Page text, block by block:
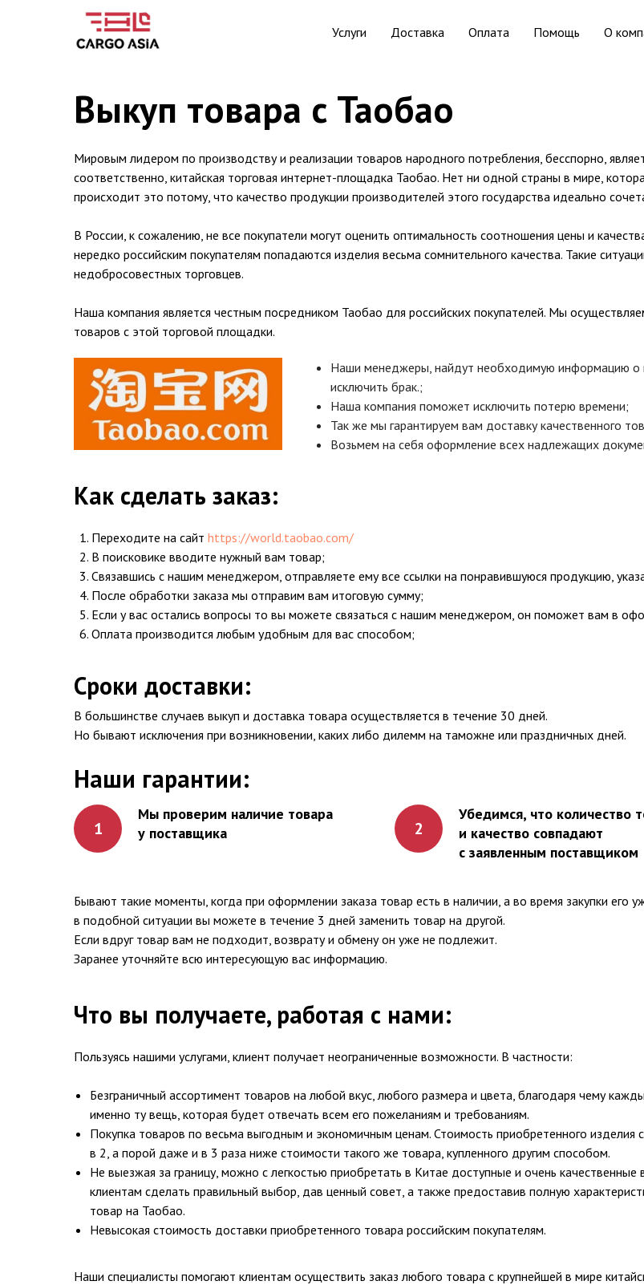
Услуги Доставка Оплата Помощь О
Выкуп товара с Таобао
Мировым лидером по производству и реализации товаров народного потребления, бесспорно,
соответственно, китайская торговая интернет-площадка Таобао. Нет ни одной страны в мире,
происходит это потому, что качество продукции производителей этого государства идеально
В России, к сожалению, не все покупатели могут оценить оптимальность соотношения цены и
нередко российским покупателям попадаются изделия весьма сомнительного качества. Такие
недобросовестных торговцев.
Наша компания является честным посредником Таобао для российских покупателей. Мы
товаров с этой торговой площадки.
Наши менеджеры, найдут необходимую информацию о
исключить брак.;
Наша компания поможет исключить потерю времени;
Так же мы гарантируем вам доставку качественного
Возьмем на себя оформление всех надлежащих
Как сделать заказ:
Переходите на сайт https://world.taobao.com/
В поисковике вводите нужный вам товар;
Связавшись с нашим менеджером, отправляете ему все ссылки на понравившуюся продукцию,
После обработки заказа мы отправим вам итоговую сумму;
Если у вас остались вопросы то вы можете связаться с нашим менеджером, он поможет вам в
Оплата производится любым удобным для вас способом;
Сроки доставки:
В большинстве случаев выкуп и доставка товара осуществляется в течение 30 дней.
Но бывают исключения при возникновении, каких либо дилемм на таможне или праздничных дней.
Наши гарантии:
1
Мы проверим наличие товара
у поставщика
2
Убедимся, что количество
и качество совпадают
с заявленным поставщиком
Бывают такие моменты, когда при оформлении заказа товар есть в наличии, а во время закупки его
в подобной ситуации вы можете в течение 3 дней заменить товар на другой.
Если вдруг товар вам не подходит, возврату и обмену он уже не подлежит.
Заранее уточняйте всю интересующую вас информацию.
Что вы получаете, работая с нами:
Пользуясь нашими услугами, клиент получает неограниченные возможности. В частности:
Безграничный ассортимент товаров на любой вкус, любого размера и цвета, благодаря чему
именно ту вещь, которая будет отвечать всем его пожеланиям и требованиям.
Покупка товаров по весьма выгодным и экономичным ценам. Стоимость приобретенного
в 2, а порой даже и в 3 раза ниже стоимости такого же товара, купленного другим способом.
Не выезжая за границу, можно с легкостью приобретать в Китае доступные и очень
клиентам сделать правильный выбор, дав ценный совет, а также предоставив полную
товар на Таобао.
Невысокая стоимость доставки приобретенного товара российским покупателям.
Наши специалисты помогают клиентам осуществить заказ любого товара с крупнейшей в мире